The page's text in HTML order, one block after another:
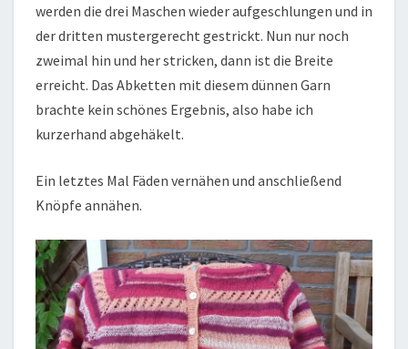
werden die drei Maschen wieder aufgeschlungen und in
der dritten mustergerecht gestrickt. Nun nur noch
zweimal hin und her stricken, dann ist die Breite
erreicht. Das Abketten mit diesem dünnen Garn
brachte kein schönes Ergebnis, also habe ich
kurzerhand abgehäkelt.
Ein letztes Mal Fäden vernähen und anschließend
Knöpfe annähen.